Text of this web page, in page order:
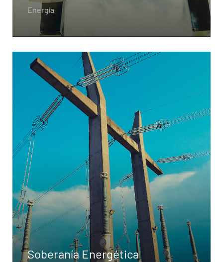
Energía
Soberanía Energética